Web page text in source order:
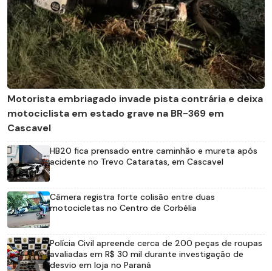
Motorista embriagado invade pista contrária e deixa
motociclista em estado grave na BR-369 em
Cascavel
HB20 fica prensado entre caminhão e mureta após
acidente no Trevo Cataratas, em Cascavel
Câmera registra forte colisão entre duas
motocicletas no Centro de Corbélia
Polícia Civil apreende cerca de 200 peças de roupas
avaliadas em R$ 30 mil durante investigação de
desvio em loja no Paraná